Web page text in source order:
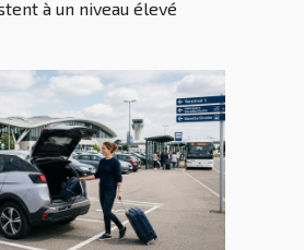
à un niveau élevé